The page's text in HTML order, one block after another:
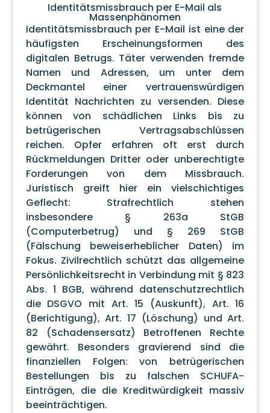
Identitätsmissbrauch per E-Mail als
Massenphänomen
Identitätsmissbrauch per E-Mail ist eine der
häufigsten Erscheinungsformen des
digitalen Betrugs. Täter verwenden fremde
Namen und Adressen, um unter dem
Deckmantel einer vertrauenswürdigen
Identität Nachrichten zu versenden. Diese
können von schädlichen Links bis zu
betrügerischen Vertragsabschlüssen
reichen. Opfer erfahren oft erst durch
Rückmeldungen Dritter oder unberechtigte
Forderungen von dem Missbrauch.
Juristisch greift hier ein vielschichtiges
Geflecht: Strafrechtlich stehen
insbesondere § 263a StGB
(Computerbetrug) und § 269 StGB
(Fälschung beweiserheblicher Daten) im
Fokus. Zivilrechtlich schützt das allgemeine
Persönlichkeitsrecht in Verbindung mit § 823
Abs. 1 BGB, während datenschutzrechtlich
die DSGVO mit Art. 15 (Auskunft), Art. 16
(Berichtigung), Art. 17 (Löschung) und Art.
82 (Schadensersatz) Betroffenen Rechte
gewährt. Besonders gravierend sind die
finanziellen Folgen: von betrügerischen
Bestellungen bis zu falschen SCHUFA-
Einträgen, die die Kreditwürdigkeit massiv
beeinträchtigen.